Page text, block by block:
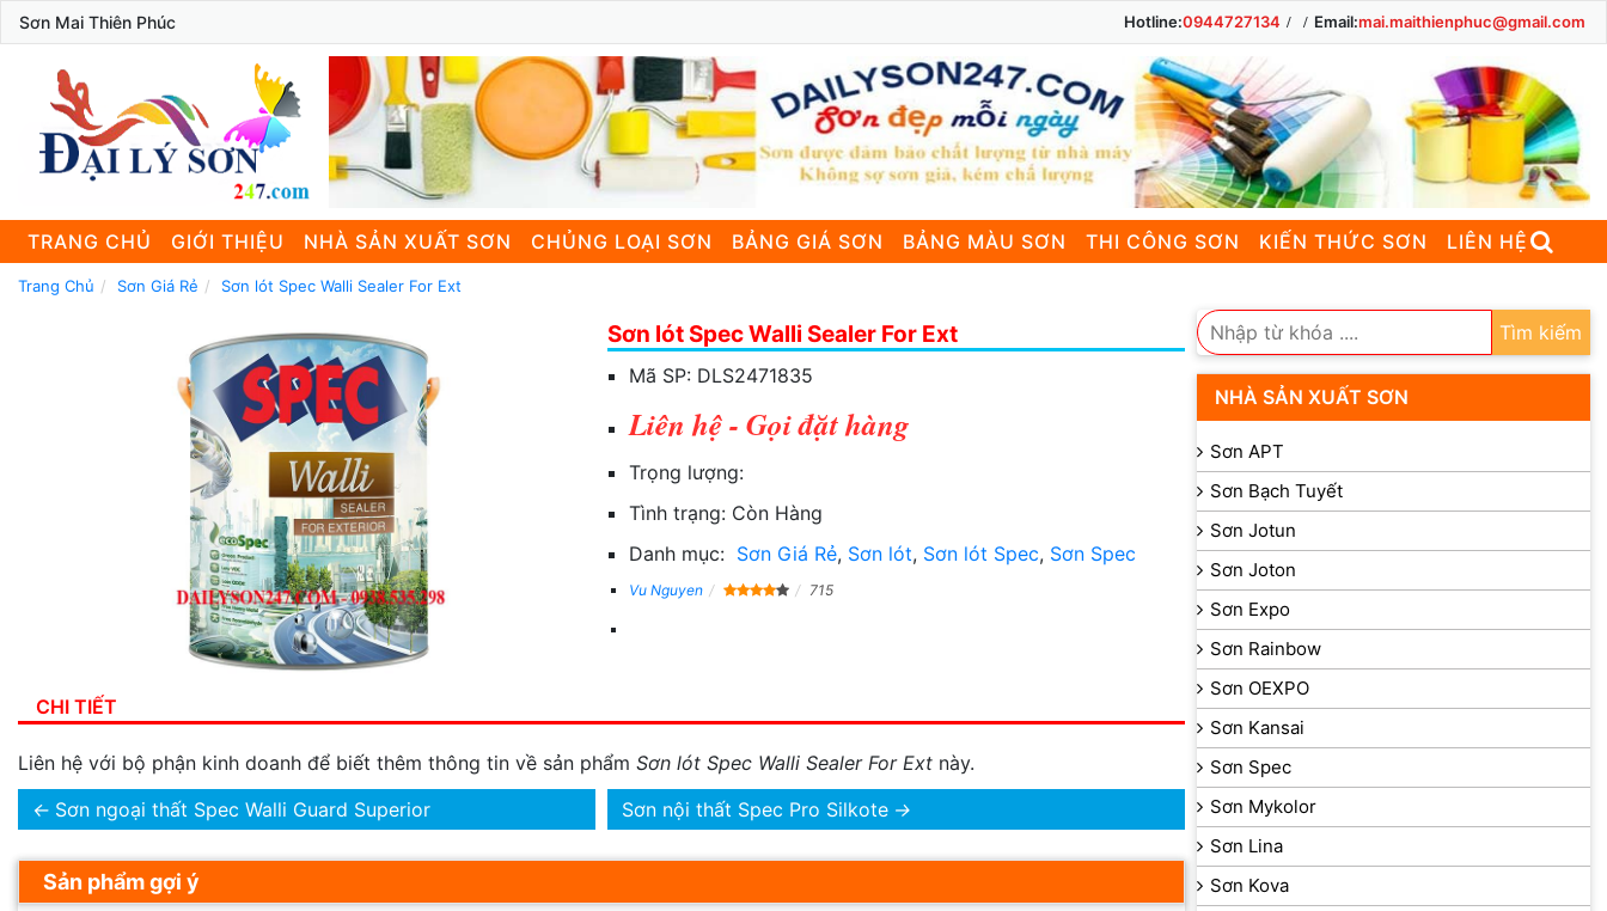
Sơn Mai Thiên Phúc Hotline:0944727134 Email:mai.maithienphuc@gmail.com
TRANG CHỦ GIỚI THIỆU NHÀ SẢN XUẤT SƠN CHỦNG LOẠI SƠN BẢNG GIÁ SƠN BẢNG MÀU SƠN THI CÔNG SƠN KIẾN THỨC SƠN LIÊN HỆ
Trang Chủ Sơn Giá Rẻ Sơn lót Spec Walli Sealer For Ext
Sơn lót Spec Walli Sealer For Ext
Mã SP: DLS2471835
Liên hệ - Gọi đặt hàng
Trọng lượng:
Tình trạng: Còn Hàng
Danh mục: Sơn Giá Rẻ, Sơn lót, Sơn lót Spec, Sơn Spec
Vu Nguyen 715
CHI TIẾT
Liên hệ với bộ phận kinh doanh để biết thêm thông tin về sản phẩm Sơn lót Spec Walli Sealer For Ext này.
← Sơn ngoại thất Spec Walli Guard Superior Sơn nội thất Spec Pro Silkote →
Sản phẩm gợi ý
Tìm kiếm
NHÀ SẢN XUẤT SƠN
Sơn APT
Sơn Bạch Tuyết
Sơn Jotun
Sơn Joton
Sơn Expo
Sơn Rainbow
Sơn OEXPO
Sơn Kansai
Sơn Spec
Sơn Mykolor
Sơn Lina
Sơn Kova